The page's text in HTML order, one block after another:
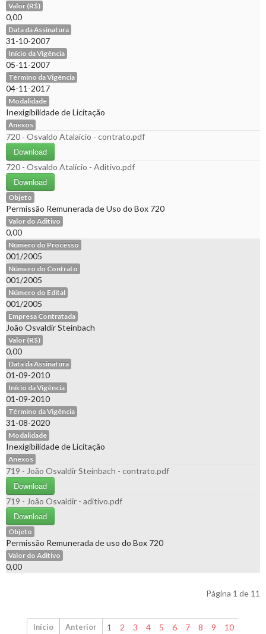
Valor (R$)
0,00
Data da Assinatura
31-10-2007
Início da Vigência
05-11-2007
Término da Vigência
04-11-2017
Modalidade
Inexigibilidade de Licitação
Anexos
720 - Osvaldo Atalaicio - contrato.pdf
Download
720 - Osvaldo Atalício - Aditivo.pdf
Download
Objeto
Permissão Remunerada de Uso do Box 720
Valor do Aditivo
0,00
Número do Processo
001/2005
Número do Contrato
001/2005
Número do Edital
001/2005
Empresa Contratada
João Osvaldir Steinbach
Valor (R$)
0,00
Data da Assinatura
01-09-2010
Início da Vigência
01-09-2010
Término da Vigência
31-08-2020
Modalidade
Inexigibilidade de Licitação
Anexos
719 - João Osvaldir Steinbach - contrato.pdf
Download
719 - João Osvaldir - aditivo.pdf
Download
Objeto
Permissão Remunerada de uso do Box 720
Valor do Aditivo
0,00
Página 1 de 11
Início Anterior 1 2 3 4 5 6 7 8 9 10